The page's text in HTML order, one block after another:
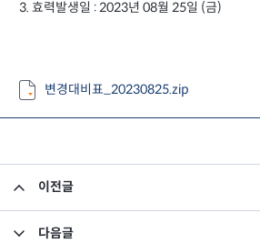
3. 효력발생일 : 2023년 08월 25일 (금)
변경대비표_20230825.zip
이전글
다음글